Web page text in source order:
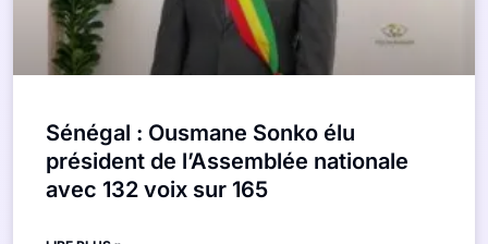
Sénégal : Ousmane Sonko élu
président de l’Assemblée nationale
avec 132 voix sur 165